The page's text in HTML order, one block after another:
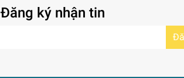
Đăng ký nhận tin